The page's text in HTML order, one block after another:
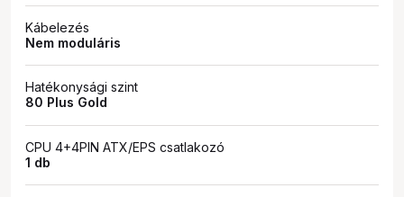
Kábelezés
Nem moduláris
Hatékonysági szint
80 Plus Gold
CPU 4+4PIN ATX/EPS csatlakozó
1 db